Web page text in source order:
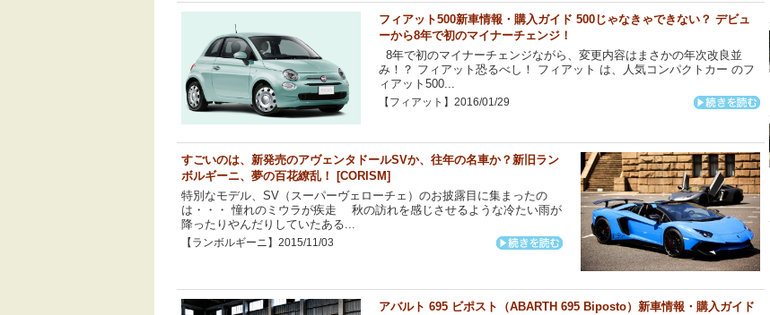
フィアット500新車情報・購入ガイド 500じゃなきゃできない？ デビュ
ーから8年で初のマイナーチェンジ！
8年で初のマイナーチェンジながら、変更内容はまさかの年次改良並
み！？ フィアット恐るべし！ フィアット は、人気コンパクトカー のフ
ィアット500...
【フィアット】2016/01/29
すごいのは、新発売のアヴェンタドールSVか、往年の名車か？新旧ラン
ボルギーニ、夢の百花繚乱！ [CORISM]
特別なモデル、SV（スーパーヴェローチェ）のお披露目に集まったの
は・・・ 憧れのミウラが疾走 秋の訪れを感じさせるような冷たい雨が
降ったりやんだりしていたある...
【ランボルギーニ】2015/11/03
アバルト 695 ビポスト（ABARTH 695 Biposto）新車情報・購入ガイド